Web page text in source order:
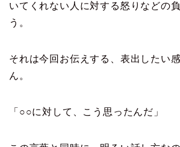
いてくれない人に対する怒りなどの
う。
それは今回お伝えする、表出したい
ん。
「○○に対して、こう思ったんだ」